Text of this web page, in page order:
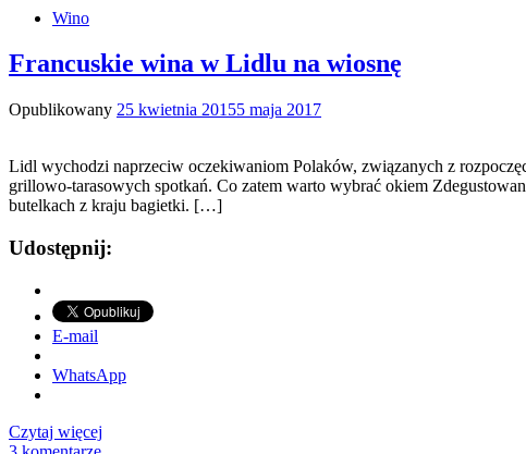
Wino
Francuskie wina w Lidlu na wiosnę
Opublikowany 25 kwietnia 20155 maja 2017
Lidl wychodzi naprzeciw oczekiwaniom Polaków, związanych z
grillowo-tarasowych spotkań. Co zatem warto wybrać okiem
butelkach z kraju bagietki. […]
Udostępnij:
E-mail
WhatsApp
Czytaj więcej